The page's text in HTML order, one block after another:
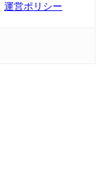
運営ポリシー